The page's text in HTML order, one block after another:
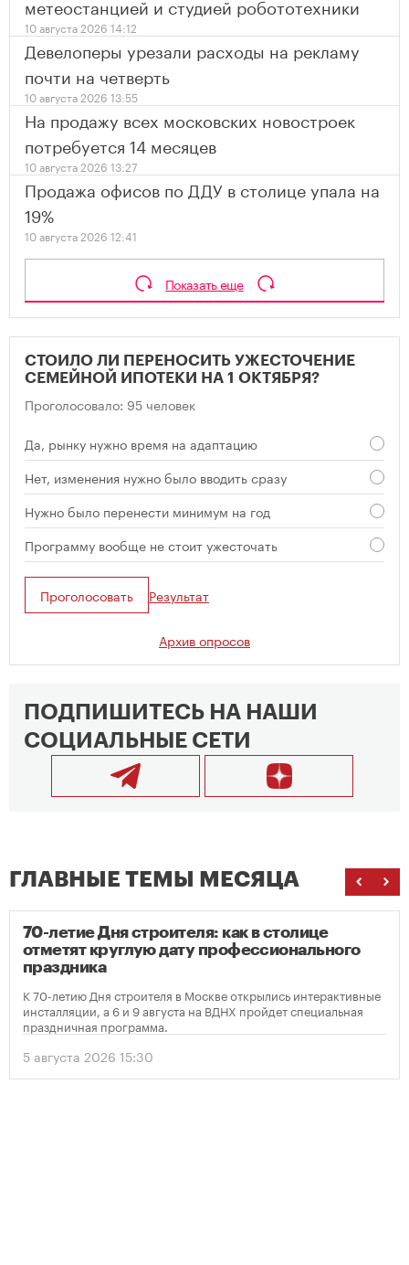
метеостанцией и студией робототехники
10 августа 2026 14:12
Девелоперы урезали расходы на рекламу
почти на четверть
10 августа 2026 13:55
На продажу всех московских новостроек
потребуется 14 месяцев
10 августа 2026 13:27
Продажа офисов по ДДУ в столице упала на
19%
10 августа 2026 12:41
Показать еще
СТОИЛО ЛИ ПЕРЕНОСИТЬ УЖЕСТОЧЕНИЕ
СЕМЕЙНОЙ ИПОТЕКИ НА 1 ОКТЯБРЯ?
Проголосовало: 95 человек
Да, рынку нужно время на адаптацию
Нет, изменения нужно было вводить сразу
Нужно было перенести минимум на год
Программу вообще не стоит ужесточать
Проголосовать Результат
Архив опросов
ПОДПИШИТЕСЬ НА НАШИ
СОЦИАЛЬНЫЕ СЕТИ
ГЛАВНЫЕ ТЕМЫ МЕСЯЦА
70-летие Дня строителя: как в столице
отметят круглую дату профессионального
праздника
К 70-летию Дня строителя в Москве открылись интерактивные
инсталляции, а 6 и 9 августа на ВДНХ пройдет специальная
праздничная программа.
5 августа 2026 15:30